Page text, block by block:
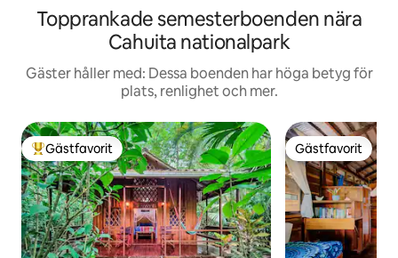
Topprankade semesterboenden nära
Cahuita nationalpark
Gäster håller med: Dessa boenden har höga betyg för
plats, renlighet och mer.
Populär gästfavorit
Gästfavorit Gästfavorit
Gästfavorit